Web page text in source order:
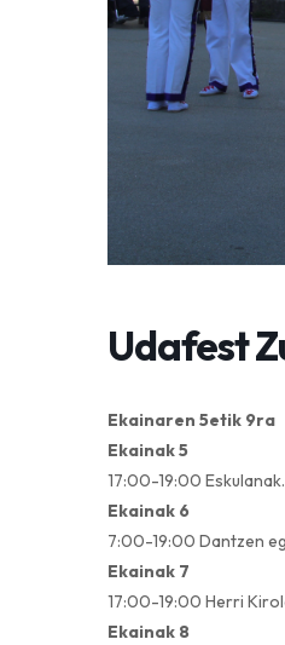
Udafest
Ekainaren 5etik 9ra
Ekainak 5
17:00-19:00 Eskulanak.
Ekainak 6
7:00-19:00 Dantzen
Ekainak 7
17:00-19:00 Herri
Ekainak 8